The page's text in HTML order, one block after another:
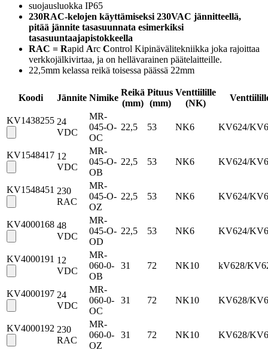
suojausluokka IP65
230RAC-kelojen käyttämiseksi 230VAC jännitteellä,
pitää jännite tasasuunnata esimerkiksi
tasasuuntaajapistokkeella
RAC = Rapid Arc Control Kipinävälitekniikka joka rajoittaa
verkkojälkivirtaa, ja on hellävarainen päätelaitteille.
22,5mm kelassa reikä toisessa päässä 22mm
Koodi Jännite Nimike
Reikä
(mm)
Pituus
(mm)
Venttiilille
(NK)
KV1438255 24
VDC
MR-
045-O-
OC
22,5 53 NK6 KV624/
KV1548417 12
VDC
MR-
045-O-
OB
22,5 53 NK6 KV624/
KV1548451 230
RAC
MR-
045-O-
OZ
22,5 53 NK6 KV624/
KV4000168 48
VDC
MR-
045-O-
OD
22,5 53 NK6 KV624/
KV4000191 12
VDC
MR-
060-0-
OB
31 72 NK10 kV628/
KV4000197 24
VDC
MR-
060-0-
OC
31 72 NK10 KV628/
KV4000192 230
RAC
MR-
060-0-
OZ
31 72 NK10 KV628/